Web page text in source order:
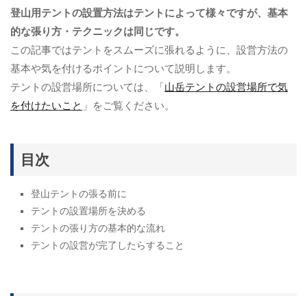
登山用テントの設置方法はテントによって様々ですが、基本
的な張り方・テクニックは同じです。
この記事ではテントをスムーズに張れるように、設営方法の
基本や気を付けるポイントについて説明します。
テントの設営場所については、「山岳テントの設営場所で気
を付けたいこと 」をご覧ください。
目次
登山テントの張る前に
テントの設置場所を決める
テントの張り方の基本的な流れ
テントの設営が完了したらすること